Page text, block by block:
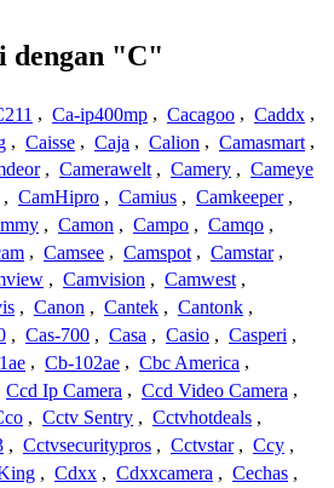
dengan "C"
, Ca-ip400mp , Cacagoo , Caddx ,
, Caisse , Caja , Calion , Camasmart ,
, Camerawelt , Camery , Cameye
, CamHipro , Camius , Camkeeper ,
, Camon , Campo , Camqo ,
, Camsee , Camspot , Camstar ,
, Camvision , Camwest ,
, Canon , Cantek , Cantonk ,
, Cas-700 , Casa , Casio , Casperi ,
, Cb-102ae , Cbc America ,
Ccd Ip Camera , Ccd Video Camera ,
, Cctv Sentry , Cctvhotdeals ,
, Cctvsecuritypros , Cctvstar , Ccy ,
, Cdxx , Cdxxcamera , Cechas ,